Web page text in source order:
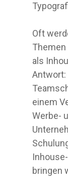
Oft
Themen
als
Antwort:
einem
Werbe-
bringen